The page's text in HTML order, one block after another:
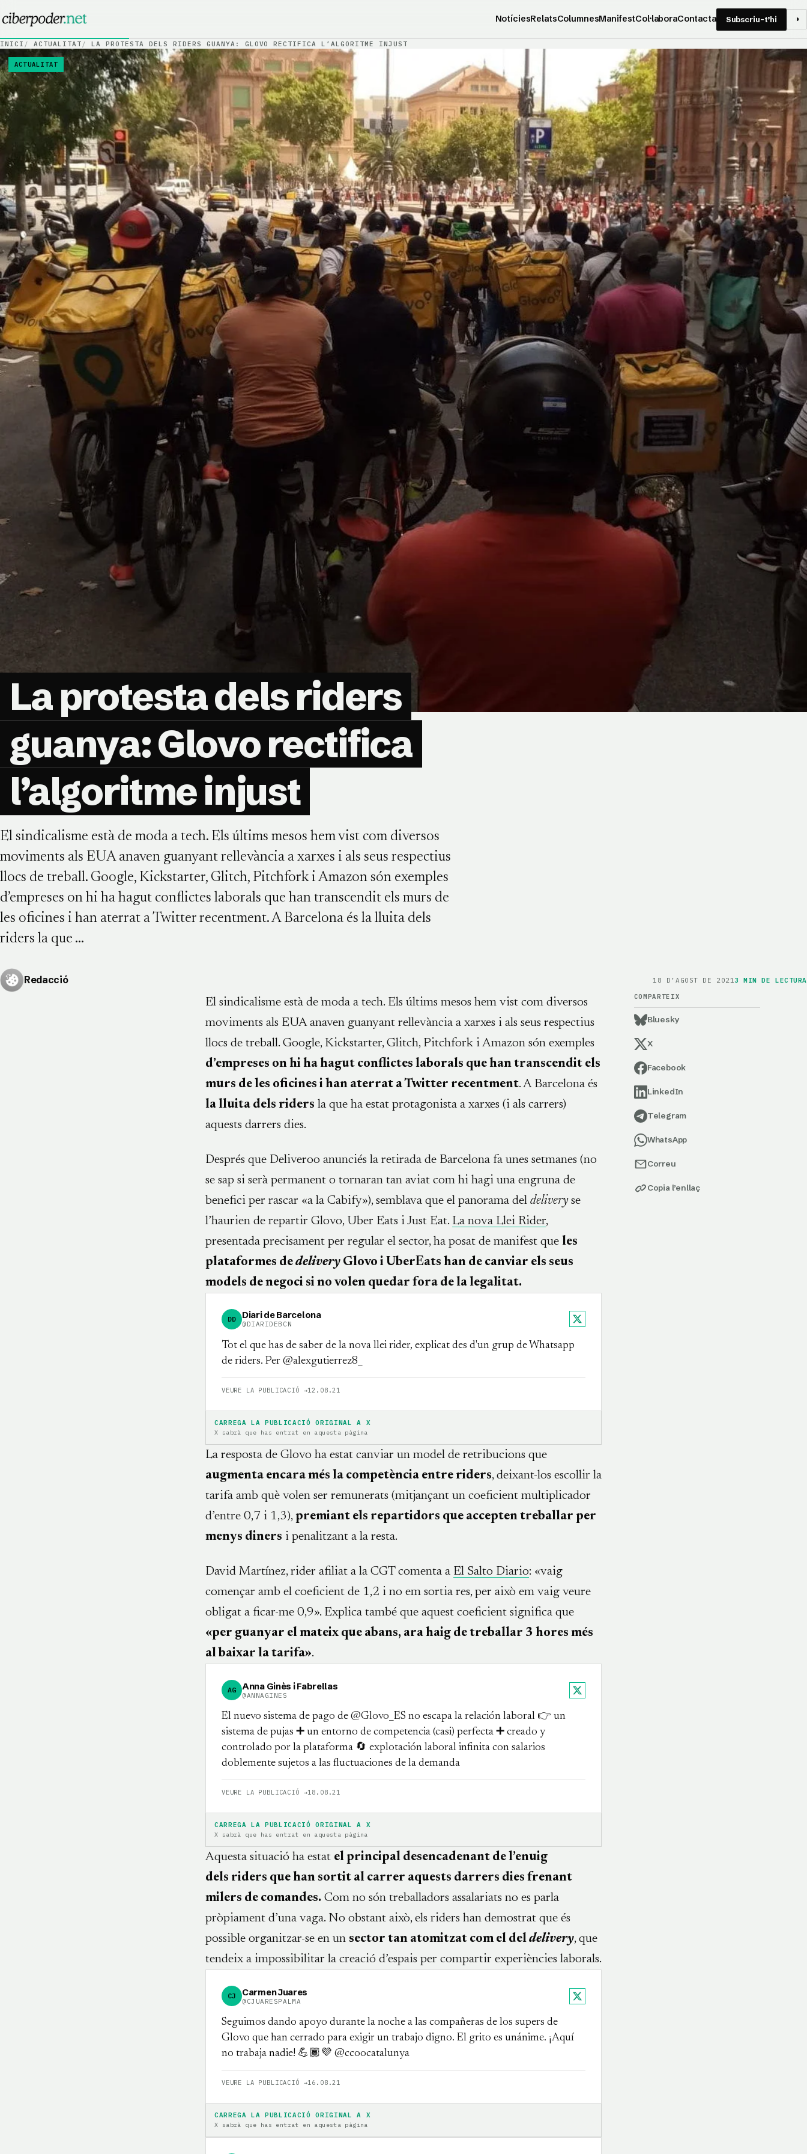
NotíciesRelatsColumnesManifestCol·laboraContacta Subscriu-t’hi ◑
INICI ACTUALITAT LA PROTESTA DELS RIDERS GUANYA: GLOVO RECTIFICA L’ALGORITME INJUST
ACTUALITAT
La protesta dels riders
guanya: Glovo rectifica
l’algoritme injust
El sindicalisme està de moda a tech. Els últims mesos hem vist com diversos
moviments als EUA anaven guanyant rellevància a xarxes i als seus respectius
llocs de treball. Google, Kickstarter, Glitch, Pitchfork i Amazon són exemples
d’empreses on hi ha hagut conflictes laborals que han transcendit els murs de
les oficines i han aterrat a Twitter recentment. A Barcelona és la lluita dels
riders la que …
Redacció 18 D’AGOST DE 2021 3 MIN DE LECTURA
El sindicalisme està de moda a tech. Els últims mesos hem vist com diversos
moviments als EUA anaven guanyant rellevància a xarxes i als seus respectius
llocs de treball. Google, Kickstarter, Glitch, Pitchfork i Amazon són exemples
d’empreses on hi ha hagut conflictes laborals que han transcendit els
murs de les oficines i han aterrat a Twitter recentment. A Barcelona és
la lluita dels riders la que ha estat protagonista a xarxes (i als carrers)
aquests darrers dies.
Després que Deliveroo anunciés la retirada de Barcelona fa unes setmanes (no
se sap si serà permanent o tornaran tan aviat com hi hagi una engruna de
benefici per rascar «a la Cabify»), semblava que el panorama del deliveryse
l’haurien de repartir Glovo, Uber Eats i Just Eat. La nova Llei Rider,
presentada precisament per regular el sector, ha posat de manifest que les
plataformes dedelivery Glovo i UberEats han de canviar els seus
models de negoci si no volen quedar fora de la legalitat.
DD Diari de Barcelona
@DIARIDEBCN X
Tot el que has de saber de la nova llei rider, explicat des d'un grup de Whatsapp
de riders. Per @alexgutierrez8_
VEURE LA PUBLICACIÓ →12.08.21
CARREGA LA PUBLICACIÓ ORIGINAL A X
X sabrà que has entrat en aquesta pàgina
La resposta de Glovo ha estat canviar un model de retribucions que
augmenta encara més la competència entre riders, deixant-los escollir la
tarifa amb què volen ser remunerats (mitjançant un coeficient multiplicador
d’entre 0,7 i 1,3),premiant els repartidors que accepten treballar per
menys diners i penalitzant a la resta.
David Martínez, rider afiliat a la CGT comenta a El Salto Diario: «vaig
començar amb el coeficient de 1,2 i no em sortia res, per això em vaig veure
obligat a ficar-me 0,9». Explica també que aquest coeficient significa que
«per guanyar el mateix que abans, ara haig de treballar 3 hores més
al baixar la tarifa».
AG Anna Ginès i Fabrellas
@ANNAGINES X
El nuevo sistema de pago de @Glovo_ES no escapa la relación laboral 👉 un
sistema de pujas ➕ un entorno de competencia (casi) perfecta ➕ creado y
controlado por la plataforma 🔄 explotación laboral infinita con salarios
doblemente sujetos a las fluctuaciones de la demanda
VEURE LA PUBLICACIÓ →18.08.21
CARREGA LA PUBLICACIÓ ORIGINAL A X
X sabrà que has entrat en aquesta pàgina
Aquesta situació ha estat el principal desencadenant de l’enuig
dels riders que han sortit al carrer aquests darrers dies frenant
milers de comandes. Com no són treballadors assalariats no es parla
pròpiament d’una vaga. No obstant això, els riders han demostrat que és
possible organitzar-se en un sector tan atomitzat com el deldelivery, que
tendeix a impossibilitar la creació d’espais per compartir experiències laborals.
CJ Carmen Juares
@CJUARESPALMA X
Seguimos dando apoyo durante la noche a las compañeras de los supers de
Glovo que han cerrado para exigir un trabajo digno. El grito es unánime. ¡Aquí
no trabaja nadie! 💪🏾💜 @ccoocatalunya
VEURE LA PUBLICACIÓ →16.08.21
CARREGA LA PUBLICACIÓ ORIGINAL A X
X sabrà que has entrat en aquesta pàgina
COMPARTEIX
Bluesky
X
Facebook
LinkedIn
Telegram
WhatsApp
Correu
Copia l’enllaç